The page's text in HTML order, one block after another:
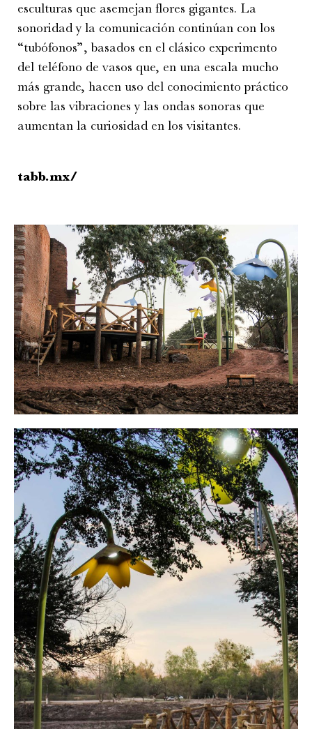
esculturas que asemejan flores gigantes. La
sonoridad y la comunicación continúan con los
“tubófonos”, basados en el clásico experimento
del teléfono de vasos que, en una escala mucho
más grande, hacen uso del conocimiento práctico
sobre las vibraciones y las ondas sonoras que
aumentan la curiosidad en los visitantes.
tabb.mx/